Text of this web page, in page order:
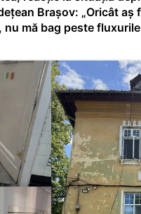
Brașov: „Oricât aș
nu mă bag peste
managerul”